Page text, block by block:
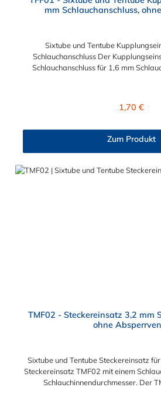
mm Schlauchanschluss,
Sixtube und Tentube
Schlauchanschluss Der
Schlauchanschluss für 1,6 mm
(Polypropylen)
Regulärer
1,70 €
Zum Produkt
TMF02 - Steckereinsatz 3,2 mm
ohne
Sixtube und Tentube Steckereinsatz
Steckereinsatz TMF02 mit einem
Schlauchinnendurchmesser. Der